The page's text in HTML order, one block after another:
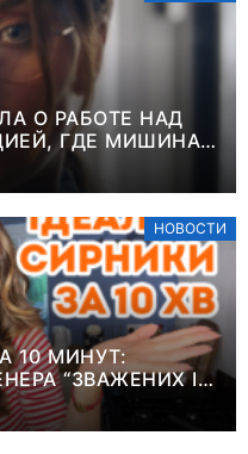
О РАБОТЕ НАД
ГДЕ МИШИНА В
НОВОСТИ
10 МИНУТ:
“ЗВАЖЕНИХ І